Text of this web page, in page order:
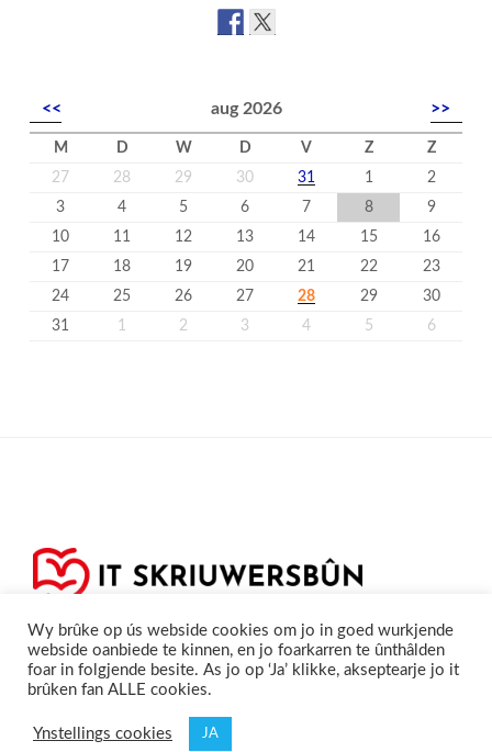
<< aug 2026 >>
M D W D V Z
Z
27
28 29 30 31 1
2
3
4 5 6 7 8
9
10
11 12 13 14 15
16
17
18 19 20 21 22
23
24
25 26 27 28 29
30
31
1 2 3 4 5 6
Skriuwersboun.nl
Wy brûke op ús webside cookies om jo in goed wurkjende
webside oanbiede te kinnen, en jo foarkarren te ûnthâlden
foar in folgjende besite. As jo op ‘Ja’ klikke, akseptearje jo it
brûken fan ALLE cookies.
Ynstellings cookies JA